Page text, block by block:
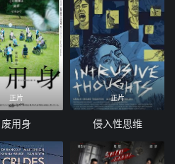
正片
废用身
正片
侵入性思维